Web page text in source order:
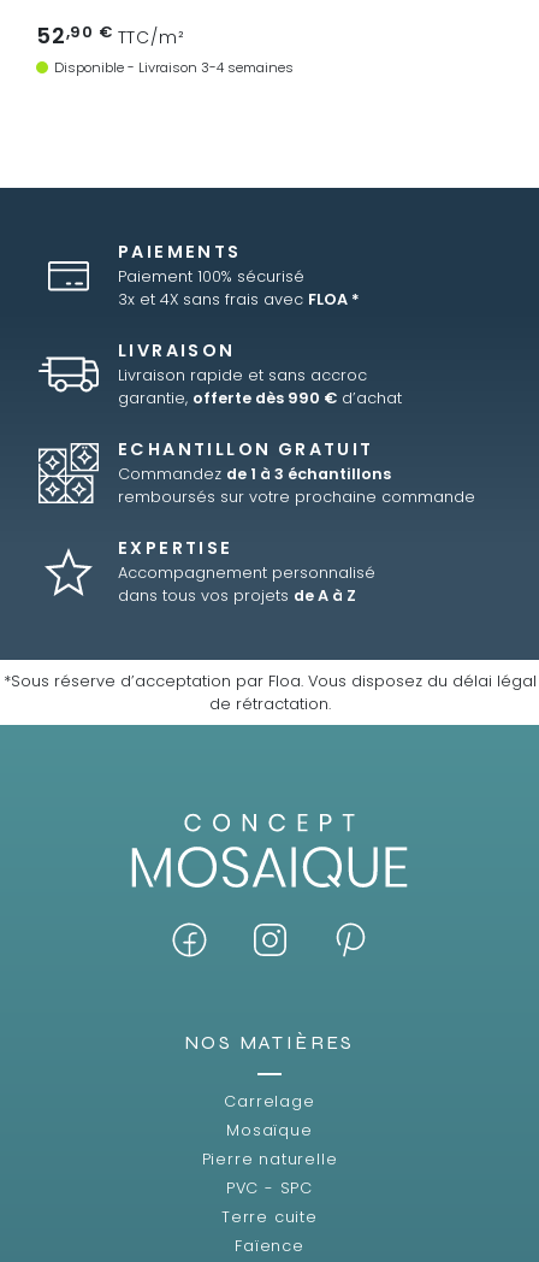
52,90 € TTC/m²
Disponible - Livraison 3-4 semaines
PAIEMENTS
Paiement 100% sécurisé
3x et 4X sans frais avec FLOA *
LIVRAISON
Livraison rapide et sans accroc
garantie, offerte dès 990 € d’achat
ECHANTILLON GRATUIT
Commandez de 1 à 3 échantillons
remboursés sur votre prochaine commande
EXPERTISE
Accompagnement personnalisé
dans tous vos projets de A à Z
*Sous réserve d’acceptation par Floa. Vous disposez du délai légal
de rétractation.
NOS MATIÈRES
Carrelage
Mosaïque
Pierre naturelle
PVC - SPC
Terre cuite
Faïence